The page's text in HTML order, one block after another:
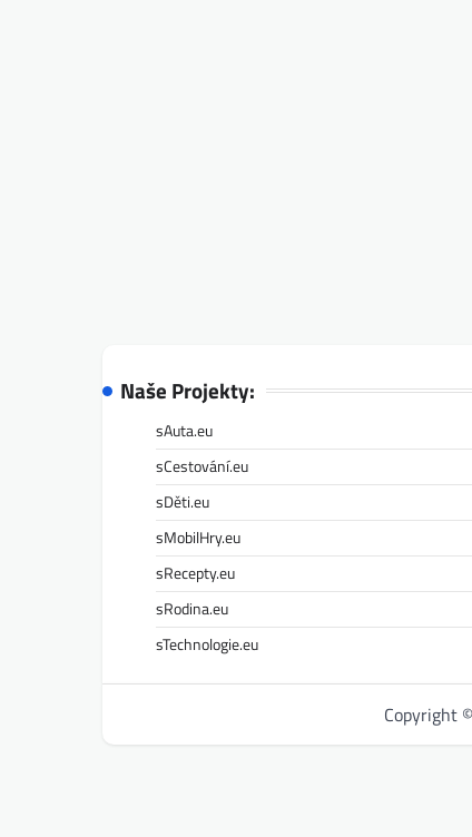
Naše Projekty:
sAuta.eu
sCestování.eu
sDěti.eu
sMobilHry.eu
sRecepty.eu
sRodina.eu
sTechnologie.eu
Copyright